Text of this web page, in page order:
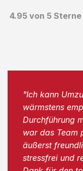
4.95 von 5
"Ich kann
wärmstens
Durchführung
war das Team
äußerst
stressfrei und